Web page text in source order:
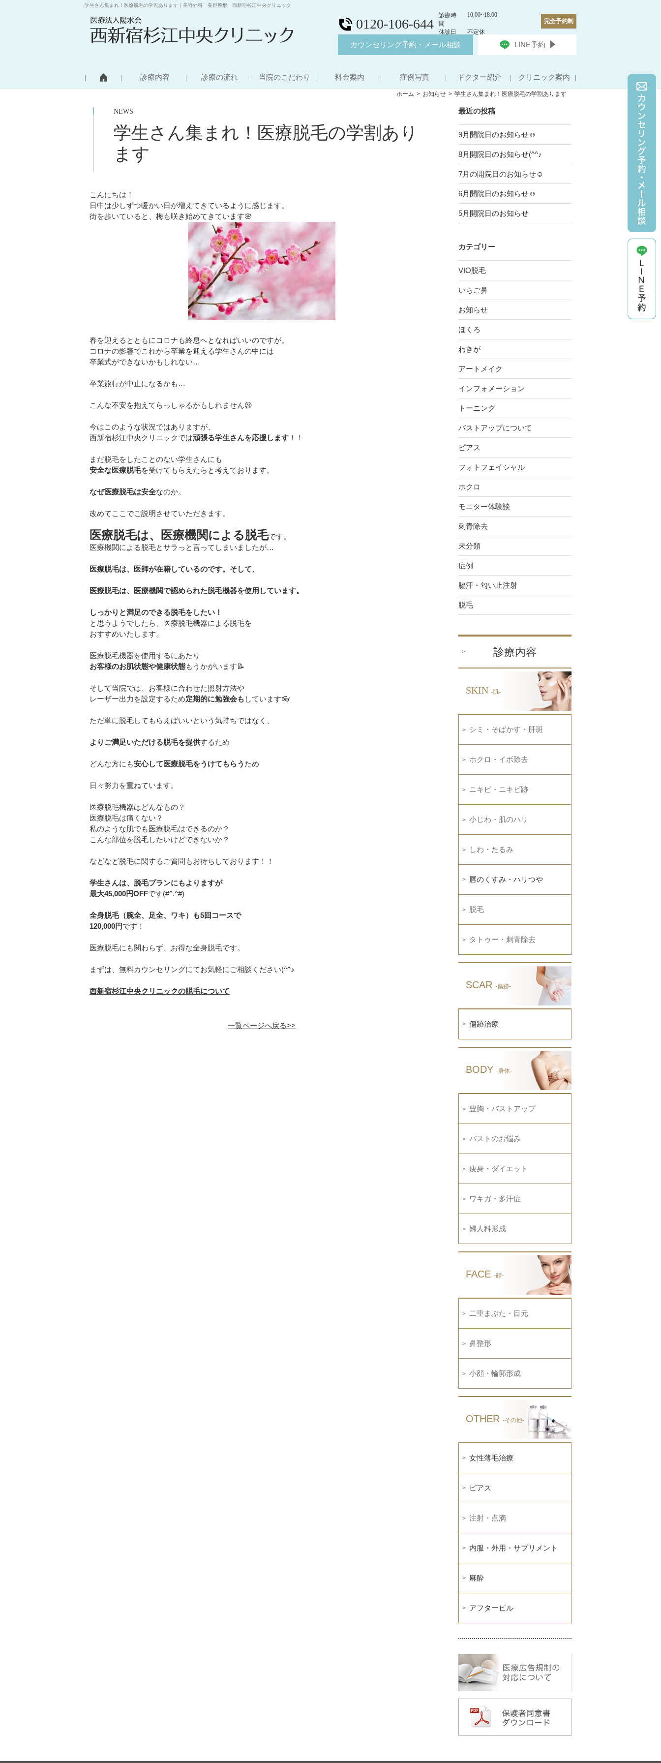
学生さん集まれ！医療脱毛の学割あります｜美容外科 美容整形 西新宿杉江中央クリニック
0120-106-644
診療時
間
10:00~18:00
休診日 不定休
カウンセリング予約・メール相談 LINE予約
完全予約制
診療内容 診療の流れ 当院のこだわり 料金案内 症例写真 ドクター紹介 クリニック案内
ホーム お知らせ 学生さん集まれ！医療脱毛の学割あります
NEWS
学生さん集まれ！医療脱毛の学割あり
ます
こんにちは！
日中は少しずつ暖かい日が増えてきているように感じます。
街を歩いていると、梅も咲き始めてきています🌸
春を迎えるとともにコロナも終息へとなればいいのですが。
コロナの影響でこれから卒業を迎える学生さんの中には
卒業式ができないかもしれない…
卒業旅行が中止になるかも…
こんな不安を抱えてらっしゃるかもしれません😢
今はこのような状況ではありますが、
西新宿杉江中央クリニックでは頑張る学生さんを応援します ！！
まだ脱毛をしたことのない学生さんにも
安全な医療脱毛を受けてもらえたらと考えております。
なぜ医療脱毛は安全なのか。
改めてここでご説明させていただきます。
医療脱毛は、医療機関による脱毛です。
医療機関による脱毛とサラっと言ってしまいましたが…
医療脱毛は、医師が在籍しているのです。そして、
医療脱毛は、医療機関で認められた脱毛機器を使用しています。
しっかりと満足のできる脱毛をしたい！
と思うようでしたら、医療脱毛機器による脱毛を
おすすめいたします。
医療脱毛機器を使用するにあたり
お客様のお肌状態や健康状態もうかがいます📝
そして当院では、お客様に合わせた照射方法や
レーザー出力を設定するため定期的に勉強会も しています👓
ただ単に脱毛してもらえばいいという気持ちではなく、
よりご満足いただける脱毛を提供するため
どんな方にも安心して医療脱毛をうけてもらう ため
日々努力を重ねています。
医療脱毛機器はどんなもの？
医療脱毛は痛くない？
私のような肌でも医療脱毛はできるのか？
こんな部位を脱毛したいけどできないか？
などなど脱毛に関するご質問もお待ちしております！！
学生さんは、脱毛プランにもよりますが
最大45,000円OFFです(#^.^#)
全身脱毛（腕全、足全、ワキ）も5回コースで
120,000円です！
医療脱毛にも関わらず、お得な全身脱毛です。
まずは、無料カウンセリングにてお気軽にご相談ください(^^♪
西新宿杉江中央クリニックの脱毛について
一覧ページへ戻る>>
最近の投稿
9月開院日のお知らせ☺
8月開院日のお知らせ(^^♪
7月の開院日のお知らせ☺
6月開院日のお知らせ☺
5月開院日のお知らせ
カテゴリー
VIO脱毛
いちご鼻
お知らせ
ほくろ
わきが
アートメイク
インフォメーション
トーニング
バストアップについて
ピアス
フォトフェイシャル
ホクロ
モニター体験談
刺青除去
未分類
症例
脇汗・匂い止注射
脱毛
診療内容
SKIN -肌-
シミ・そばかす・肝斑
ホクロ・イボ除去
ニキビ・ニキビ跡
小じわ・肌のハリ
しわ・たるみ
唇のくすみ・ハリつや
脱毛
タトゥー・刺青除去
SCAR -傷跡-
傷跡治療
BODY -身体-
豊胸・バストアップ
バストのお悩み
痩身・ダイエット
ワキガ・多汗症
婦人科形成
FACE -顔-
二重まぶた・目元
鼻整形
小顔・輪郭形成
OTHER -その他-
女性薄毛治療
ピアス
注射・点滴
内服・外用・サプリメント
麻酔
アフターピル